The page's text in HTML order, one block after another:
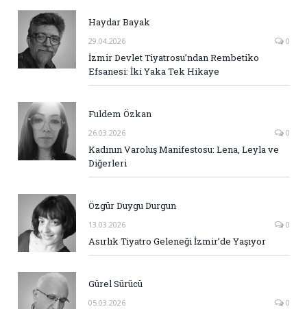
Haydar Bayak
29.04.2026 0
İzmir Devlet Tiyatrosu’ndan Rembetiko
Efsanesi: İki Yaka Tek Hikaye
Fuldem Özkan
26.03.2026 0
Kadının Varoluş Manifestosu: Lena, Leyla ve
Diğerleri
Özgür Duygu Durgun
13.03.2026 0
Asırlık Tiyatro Geleneği İzmir’de Yaşıyor
Gürel Sürücü
05.03.2026 0